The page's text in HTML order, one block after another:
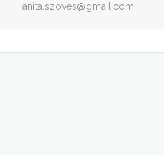
anita.szoves@gmail.com